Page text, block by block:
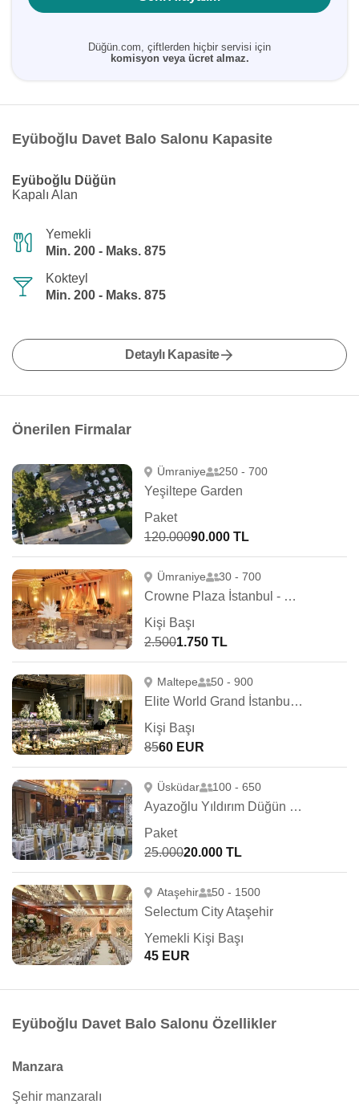
Düğün.com, çiftlerden hiçbir servisi için
komisyon veya ücret almaz.
Eyüboğlu Davet Balo Salonu Kapasite
Eyüboğlu Düğün
Kapalı Alan
Yemekli
Min. 200 - Maks. 875
Kokteyl
Min. 200 - Maks. 875
Detaylı Kapasite
Önerilen Firmalar
Ümraniye 250 - 700
Yeşiltepe Garden
Paket
120.00090.000 TL
Ümraniye 30 - 700
Crowne Plaza İstanbul - OryaPark
Kişi Başı
2.5001.750 TL
Maltepe 50 - 900
Elite World Grand İstanbul Küçükyalı
Kişi Başı
8560 EUR
Üsküdar 100 - 650
Ayazoğlu Yıldırım Düğün Salonu
Paket
25.00020.000 TL
Ataşehir 50 - 1500
Selectum City Ataşehir
Yemekli Kişi Başı
45 EUR
Eyüboğlu Davet Balo Salonu Özellikler
Manzara
Şehir manzaralı